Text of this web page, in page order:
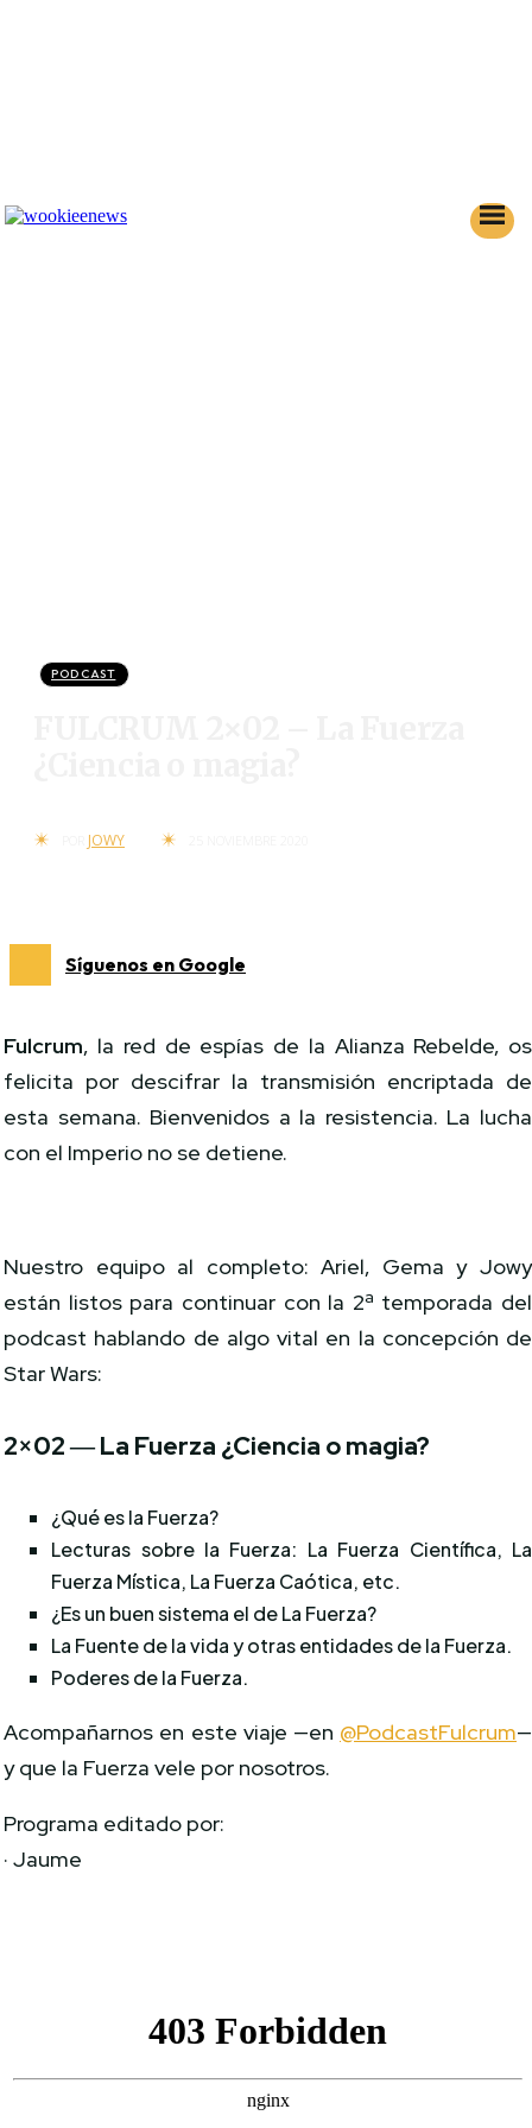
PODCAST
JOWY
Síguenos en Google
Fulcrum, la red de espías de la Alianza Rebelde, os
felicita por descifrar la transmisión encriptada de
esta semana. Bienvenidos a la resistencia. La lucha
con el Imperio no se detiene.
Nuestro equipo al completo: Ariel, Gema y Jowy
están listos para continuar con la 2ª temporada del
podcast hablando de algo vital en la concepción de
Star Wars:
2×02 ― La Fuerza ¿Ciencia o magia?
¿Qué es la Fuerza?
Lecturas sobre la Fuerza: La Fuerza Científica, La
Fuerza Mística, La Fuerza Caótica, etc.
¿Es un buen sistema el de La Fuerza?
La Fuente de la vida y otras entidades de la Fuerza.
Poderes de la Fuerza.
Acompañarnos en este viaje —en @PodcastFulcrum—
y que la Fuerza vele por nosotros.
Programa editado por:
· Jaume